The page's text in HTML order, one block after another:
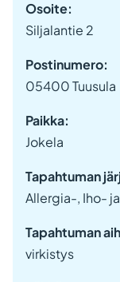
Osoite:
Siljalantie 2
Postinumero:
05400 Tuusula
Paikka:
Jokela
Tapahtuman
Allergia-, Iho-
Tapahtuman
virkistys